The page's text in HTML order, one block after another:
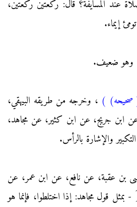
عند المسايفة؟ قالَ: ركعتين ركعتين،
إيماء.
وهو ضعيف.
) ، وخرجه من طريقه البيهقي،
ابن جريج، عن ابن كثير، عن مجاهد،
والإشارة بالرأس.
بن عقبة، عن نافع، عن ابن عمر، عن
بمثل قول مجاهد: إذا اختلطوا، فإنما هو